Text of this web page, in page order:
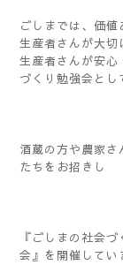
ごしまでは、価
生産者さんが大切
生産者さんが安心
づくり勉強会と
酒蔵の方や農家
たちをお招きし
『ごしまの社会
会』を開催してい